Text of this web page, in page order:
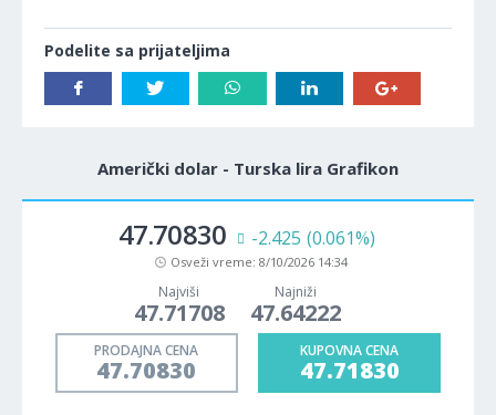
Podelite sa prijateljima
Američki dolar - Turska lira Grafikon
47.70830 -2.425 (0.061%)
Osveži vreme: 8/10/2026 14:34
Najviši
47.71708
Najniži
47.64222
PRODAJNA CENA
47.70830
KUPOVNA CENA
47.71830